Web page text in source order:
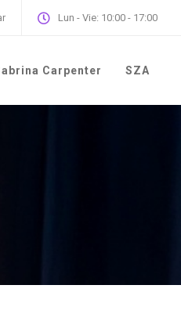
Lun - Vie: 10:00 - 17:00
Carpenter SZA